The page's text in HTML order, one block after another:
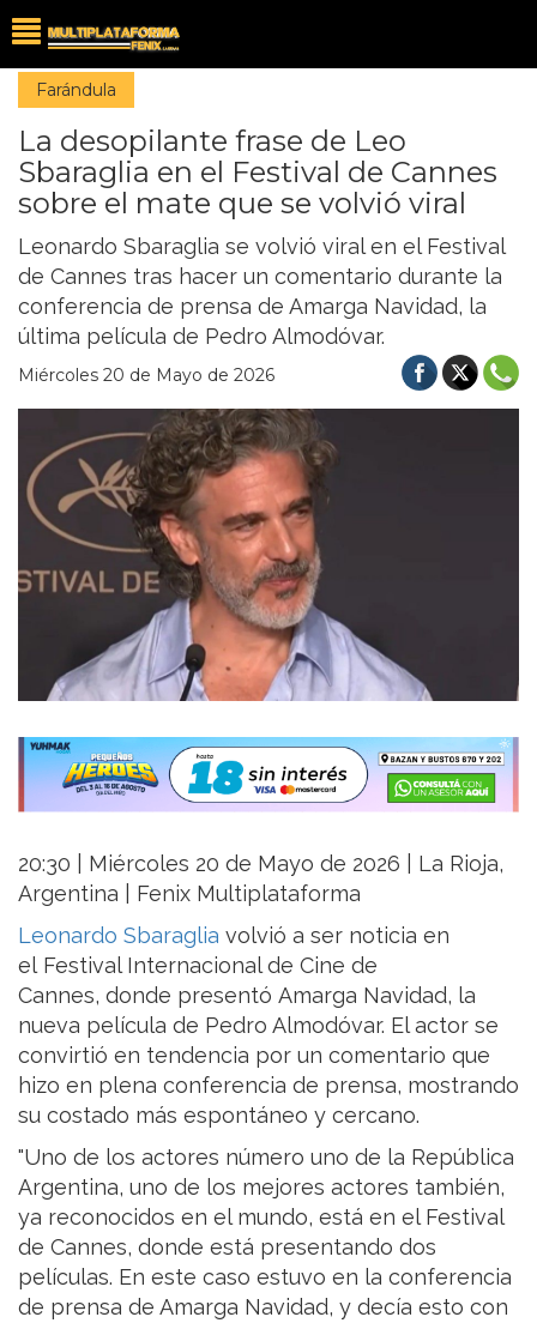
Farándula
La desopilante frase de Leo
Sbaraglia en el Festival de Cannes
sobre el mate que se volvió viral
Leonardo Sbaraglia se volvió viral en el Festival
de Cannes tras hacer un comentario durante la
conferencia de prensa de Amarga Navidad, la
última película de Pedro Almodóvar.
Miércoles 20 de Mayo de 2026
20:30 | Miércoles 20 de Mayo de 2026 | La Rioja,
Argentina | Fenix Multiplataforma
Leonardo Sbaraglia volvió a ser noticia en
el Festival Internacional de Cine de
Cannes, donde presentó Amarga Navidad, la
nueva película de Pedro Almodóvar. El actor se
convirtió en tendencia por un comentario que
hizo en plena conferencia de prensa, mostrando
su costado más espontáneo y cercano.
"Uno de los actores número uno de la República
Argentina, uno de los mejores actores también,
ya reconocidos en el mundo, está en el Festival
de Cannes, donde está presentando dos
películas. En este caso estuvo en la conferencia
de prensa de Amarga Navidad, y decía esto con